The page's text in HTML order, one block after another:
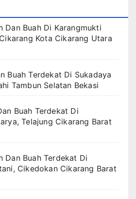
Dan Buah Di Karangmukti
Kota Cikarang Utara
Buah Terdekat Di Sukadaya
Tambun Selatan Bekasi
Buah Terdekat Di
Telajung Cikarang Barat
Dan Buah Terdekat Di
Cikedokan Cikarang Barat